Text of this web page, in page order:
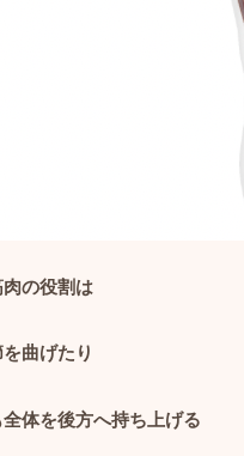
肉の役割は
曲げたり
全体を後方へ持ち上げる